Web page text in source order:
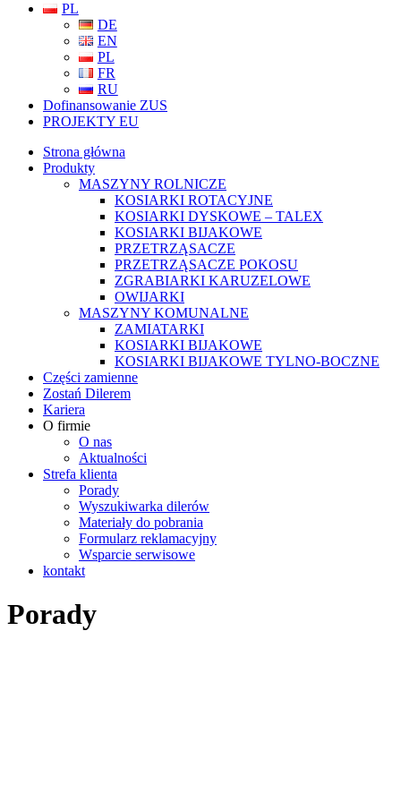
PL
DE
EN
PL
FR
RU
Dofinansowanie ZUS
PROJEKTY EU
Strona główna
Produkty
MASZYNY ROLNICZE
KOSIARKI ROTACYJNE
KOSIARKI DYSKOWE – TALEX
KOSIARKI BIJAKOWE
PRZETRZĄSACZE
PRZETRZĄSACZE POKOSU
ZGRABIARKI KARUZELOWE
OWIJARKI
MASZYNY KOMUNALNE
ZAMIATARKI
KOSIARKI BIJAKOWE
KOSIARKI BIJAKOWE TYLNO-BOCZNE
Części zamienne
Zostań Dilerem
Kariera
O firmie
O nas
Aktualności
Strefa klienta
Porady
Wyszukiwarka dilerów
Materiały do pobrania
Formularz reklamacyjny
Wsparcie serwisowe
kontakt
Porady